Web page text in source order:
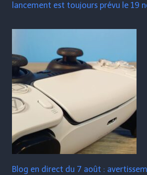
lancement est toujours prévu le 19
Blog en direct du 7 août :